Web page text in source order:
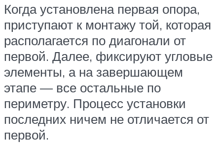
Когда установлена первая опора,
приступают к монтажу той, которая
располагается по диагонали от
первой. Далее, фиксируют угловые
элементы, а на завершающем
этапе — все остальные по
периметру. Процесс установки
последних ничем не отличается от
первой.